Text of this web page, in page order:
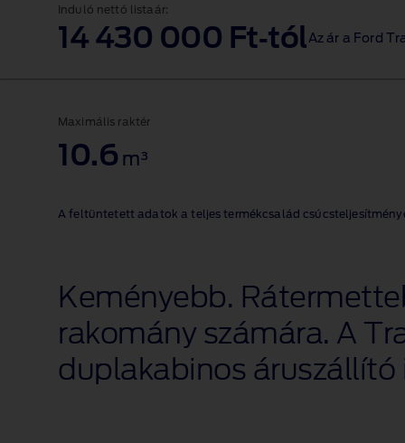
Induló nettó listaár:
14 430 000 Ft‑tólAz ár a Ford
Maximális raktér
10.6 m³
A feltüntetett adatok a teljes termékcsalád
Keményebb.
rakomány számára. A
duplakabinos áruszállító